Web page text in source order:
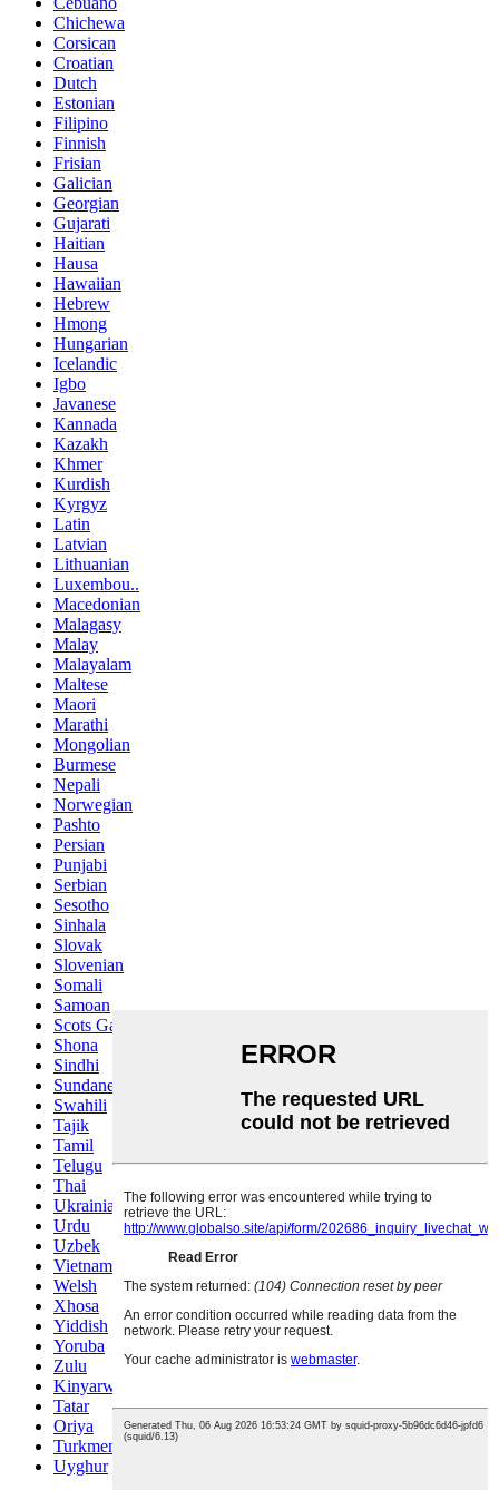
Chichewa
Corsican
Croatian
Dutch
Estonian
Filipino
Finnish
Frisian
Galician
Georgian
Gujarati
Haitian
Hausa
Hawaiian
Hebrew
Hmong
Hungarian
Icelandic
Igbo
Javanese
Kannada
Kazakh
Khmer
Kurdish
Kyrgyz
Latin
Latvian
Lithuanian
Luxembou..
Macedonian
Malagasy
Malay
Malayalam
Maltese
Maori
Marathi
Mongolian
Burmese
Nepali
Norwegian
Pashto
Persian
Punjabi
Serbian
Sesotho
Sinhala
Slovak
Slovenian
Somali
Samoan
Scots Gaelic
Shona
Sindhi
Sundanese
Swahili
Tajik
Tamil
Telugu
Thai
Ukrainian
Urdu
Uzbek
Vietnamese
Welsh
Xhosa
Yiddish
Yoruba
Zulu
Kinyarwanda
Tatar
Oriya
Turkmen
Uyghur